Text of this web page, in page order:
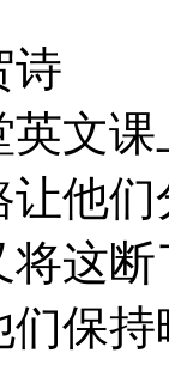
诗
文
他
这
保